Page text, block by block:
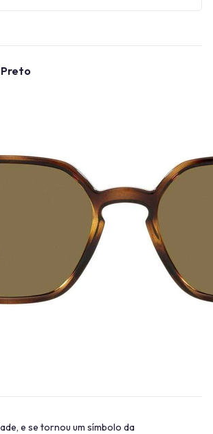
Óculos de Sol Ray Ban RB4361 - Preto
e se tornou um símbolo da